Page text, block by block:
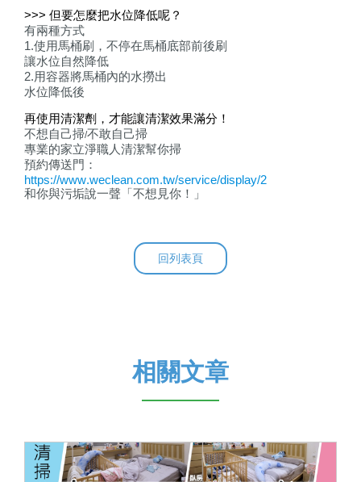
>>> 但要怎麼把水位降低呢？
有兩種方式
1.使用馬桶刷，不停在馬桶底部前後刷
讓水位自然降低
2.用容器將馬桶內的水撈出
水位降低後
再使用清潔劑，才能讓清潔效果滿分 ！
不想自己掃/不敢自己掃
專業的家立淨職人清潔幫你掃
預約傳送門：
https://www.weclean.com.tw/service/display/2
和你與污垢說一聲「不想見你！」
回列表頁
相關文章